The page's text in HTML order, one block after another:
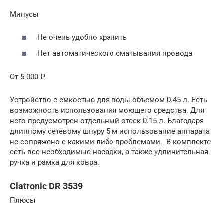
Минусы
Не очень удобно хранить
Нет автоматического сматывания провода
От 5 000 ₽
Устройство с емкостью для воды объемом 0.45 л. Есть
возможность использования моющего средства. Для
него предусмотрен отдельный отсек 0.15 л. Благодаря
длинному сетевому шнуру 5 м использование аппарата
не сопряжено с какими-либо проблемами. В комплекте
есть все необходимые насадки, а также удлинительная
ручка и рамка для ковра.
Clatronic DR 3539
Плюсы